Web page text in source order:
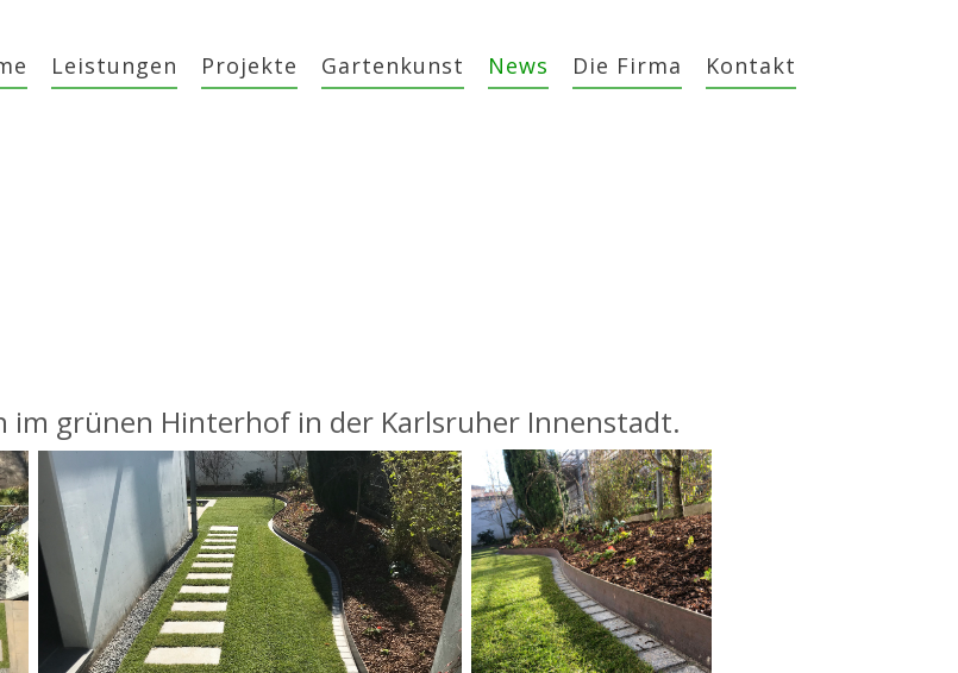
Leistungen Projekte Gartenkunst News Die Firma Kontakt
im grünen Hinterhof in der Karlsruher Innenstadt.